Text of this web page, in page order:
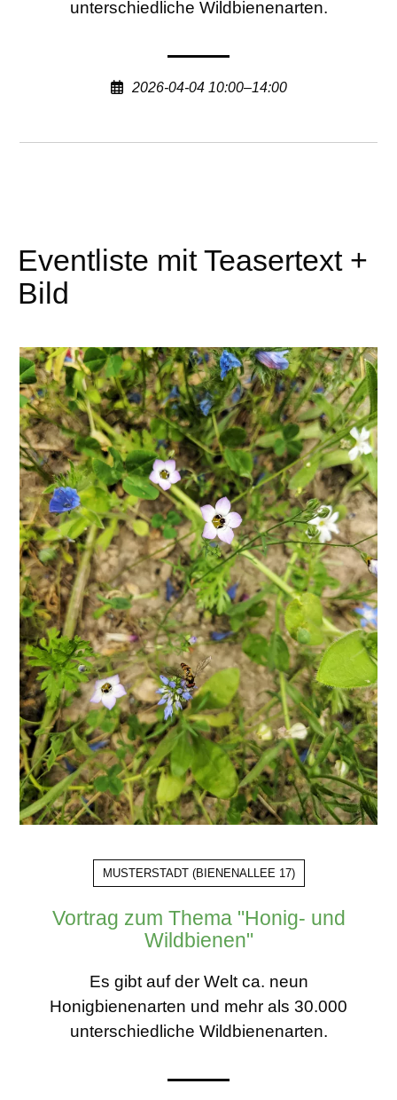
unterschiedliche Wildbienenarten.
2026-04-04 10:00–14:00
Eventliste mit Teasertext +
Bild
MUSTERSTADT(BIENENALLEE 17)
Vortrag zum Thema "Honig- und
Wildbienen"
Es gibt auf der Welt ca. neun
Honigbienenarten und mehr als 30.000
unterschiedliche Wildbienenarten.